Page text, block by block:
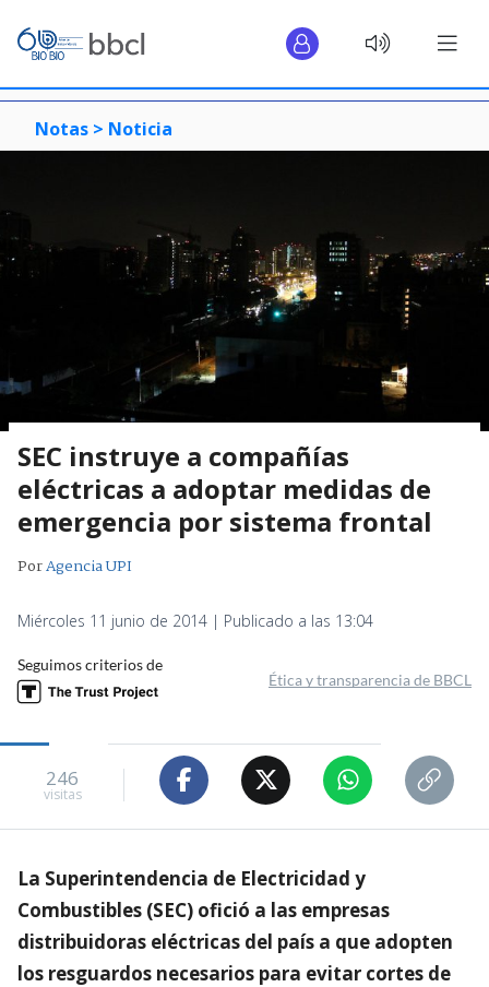
Notas > Noticia
SEC instruye a compañías
eléctricas a adoptar medidas de
emergencia por sistema frontal
PorAgencia UPI
Miércoles 11 junio de 2014 | Publicado a las 13:04
Seguimos criterios de
Ética y transparencia de BBCL
246
visitas
La Superintendencia de Electricidad y
Combustibles (SEC) ofició a las empresas
distribuidoras eléctricas del país a que adopten
los resguardos necesarios para evitar cortes de